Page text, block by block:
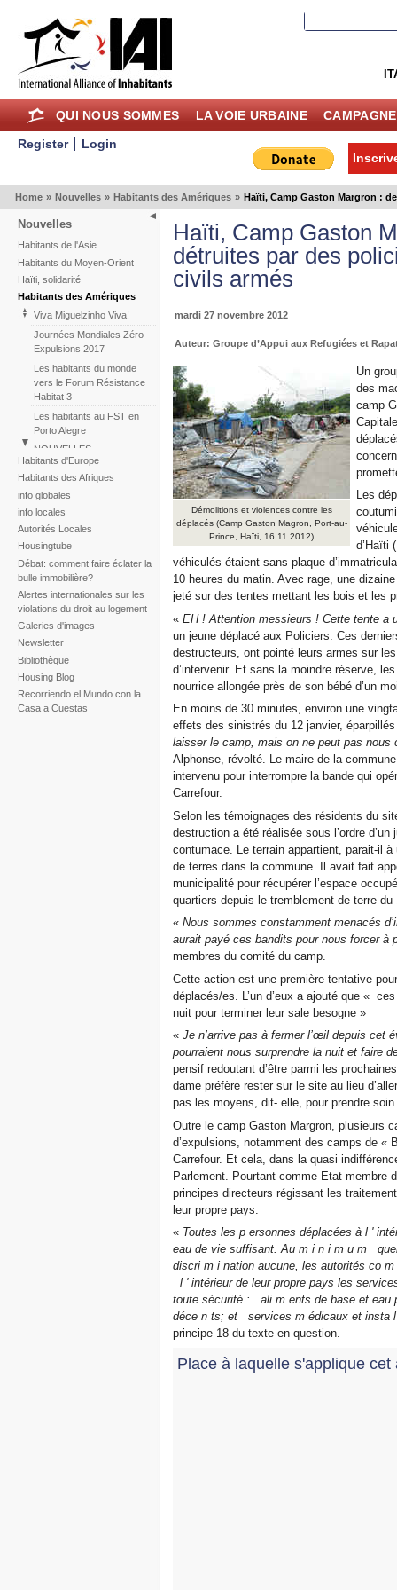
QUI NOUS SOMMES LA VOIE URBAINE
Register
Login
Home » Nouvelles » Habitants des Amériques » Haïti, Camp Gaston Margron :
Nouvelles
Habitants de l'Asie
Habitants du Moyen-Orient
Haïti, solidarité
Habitants des Amériques
Viva Miguelzinho Viva!
Journées Mondiales Zéro
Expulsions 2017
Les habitants du monde
vers le Forum Résistance
Habitat 3
Les habitants au FST en
Porto Alegre
NOUVELLES
Perú: Marche des Colonies
Huascar
Reportaje fotogràfico sobre
la tragedia de la tormenta
Noel
Habitants d'Europe
Habitants des Afriques
info globales
info locales
Autorités Locales
Housingtube
Débat: comment faire éclater la
bulle immobilière?
Alertes internationales sur les
violations du droit au logement
Galeries d'images
Newsletter
Bibliothèque
Housing Blog
Recorriendo el Mundo con la
Casa a Cuestas
Haïti, Camp Gaston
détruites par des
civils armés
mardi 27 novembre 2012
Auteur: Groupe d’Appui aux Refugiées et
Démolitions et violences contre les
déplacés (Camp Gaston Magron, Port-au-
Prince, Haïti, 16 11 2012)
Un
des
camp
Les
d’Haïti
véhiculés étaient sans plaque
10 heures du matin. Avec rage, une
jeté sur des tentes mettant les bois et les
«EH ! Attention messieurs ! Cette tente a
un jeune déplacé aux Policiers. Ces
destructeurs, ont pointé leurs armes sur
d’intervenir. Et sans la moindre réserve,
nourrice allongée près de son bébé d’un
En moins de 30 minutes, environ une
effets des sinistrés du 12 janvier,
laisser le camp, mais on ne peut pas nous
Alphonse, révolté. Le maire de la
intervenu pour interrompre la bande qui
Carrefour.
Selon les témoignages des résidents du
destruction a été réalisée sous l’ordre
contumace. Le terrain appartient, parait-il
de terres dans la commune. Il avait fait
municipalité pour récupérer l’espace
quartiers depuis le tremblement de terre du
«Nous sommes constamment menacés
aurait payé ces bandits pour nous forcer à
membres du comité du camp.
Cette action est une première tentative
déplacés/es. L’un d’eux a ajouté que «
nuit pour terminer leur sale besogne »
«Je n’arrive pas à fermer l’œil depuis cet
pourraient nous surprendre la nuit et faire
pensif redoutant d’être parmi les
dame préfère rester sur le site au lieu
pas les moyens, dit- elle, pour prendre
Outre le camp Gaston Margron, plusieurs
d’expulsions, notamment des camps de
Carrefour. Et cela, dans la quasi
Parlement. Pourtant comme Etat membre
principes directeurs régissant les
leur propre pays.
« Toutes lesp ersonnes déplacées à l '
eau de vie suffisant. Aum i n i m u m
discri m i nation aucune, les autorités co m
l ' intérieur de leur propre pays les
toute sécurité :
ali m ents de base et eau
déce n ts; et servicesm édicaux et insta l
principe 18 du texte en question.
Place à laquelle s'applique cet